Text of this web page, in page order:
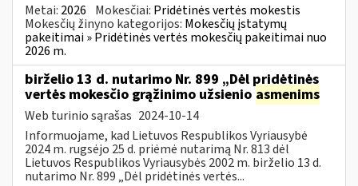
Metai: 2026 Mokesčiai: Pridėtinės vertės mokestis
Mokesčių žinyno kategorijos: Mokesčių įstatymų
pakeitimai » Pridėtinės vertės mokesčių pakeitimai nuo
2026 m.
birželio 13 d. nutarimo Nr. 899 „Dėl pridėtinės
vertės mokesčio grąžinimo užsienio asmenims
Web turinio sąrašas 2024-10-14
Informuojame, kad Lietuvos Respublikos Vyriausybė
2024 m. rugsėjo 25 d. priėmė nutarimą Nr. 813 dėl
Lietuvos Respublikos Vyriausybės 2002 m. birželio 13 d.
nutarimo Nr. 899 „Dėl pridėtinės vertės...